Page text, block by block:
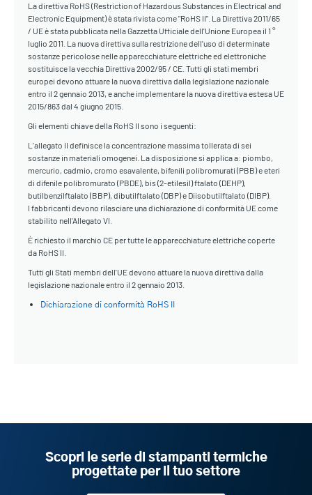
La direttiva RoHS (Restriction of Hazardous Substances in Electrical and
Electronic Equipment) è stata rivista come "RoHS II". La Direttiva 2011/65
/ UE è stata pubblicata nella Gazzetta Ufficiale dell'Unione Europea il 1 °
luglio 2011. La nuova direttiva sulla restrizione dell'uso di determinate
sostanze pericolose nelle apparecchiature elettriche ed elettroniche
sostituisce la vecchia Direttiva 2002/95 / CE. Tutti gli stati membri
europei devono attuare la nuova direttiva dalla legislazione nazionale
entro il 2 gennaio 2013, e anche implementare la nuova direttiva estesa UE
2015/863 dal 4 giugno 2015.
Gli elementi chiave della RoHS II sono i seguenti:
L'allegato II definisce la concentrazione massima tollerata di sei
sostanze in materiali omogenei. La disposizione si applica a: piombo,
mercurio, cadmio, cromo esavalente, bifenili polibromurati (PBB) e eteri
di difenile polibromurato (PBDE), bis (2-etilesil) ftalato (DEHP),
butilbenzilftalato (BBP), dibutilftalato (DBP) e Diisobutilftalato (DIBP).
I fabbricanti devono rilasciare una dichiarazione di conformità UE come
stabilito nell'Allegato VI.
È richiesto il marchio CE per tutte le apparecchiature elettriche coperte
da RoHS II.
Tutti gli Stati membri dell'UE devono attuare la nuova direttiva dalla
legislazione nazionale entro il 2 gennaio 2013.
Dichiarazione di conformità RoHS II
Scopri le serie di stampanti termiche
progettate per il tuo settore